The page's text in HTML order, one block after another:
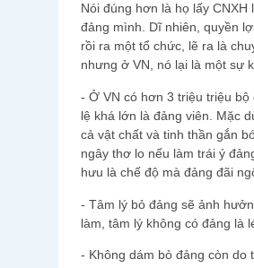
Nói đúng hơn là họ lấy
đảng mình. Dĩ nhiên, quyền
rồi ra một tổ chức, lẽ ra là
nhưng ở VN, nó lại là một sự
- Ở VN có hơn 3 triệu triệu
lệ khá lớn là đảng viên. Mặc
cả vật chất và tinh thần gắn
ngây thơ lo nếu làm trái ý
hưu là chế độ mà đảng đãi
- Tâm lý bỏ đảng sẽ ảnh
làm, tâm lý không có đảng là
- Không dám bỏ đảng còn